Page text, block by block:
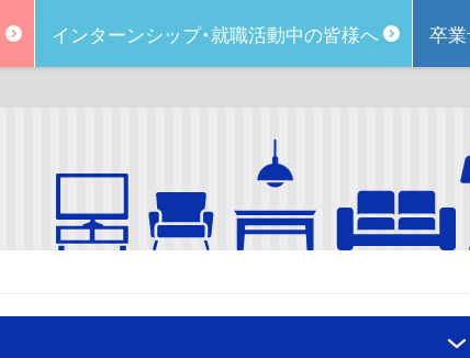
インターンシップ・就職活動中の皆様へ 卒